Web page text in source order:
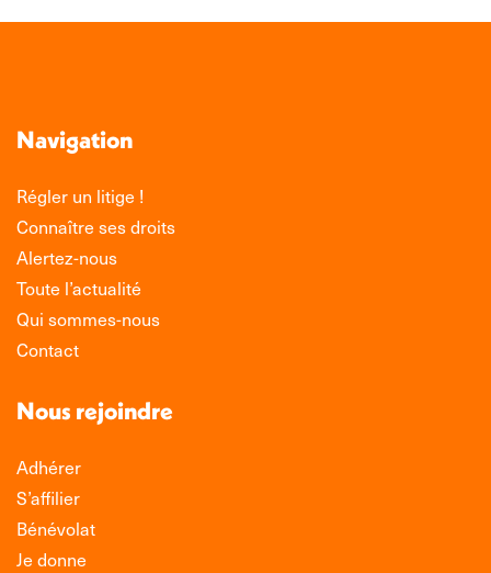
Navigation
Régler un litige !
Connaître ses droits
Alertez-nous
Toute l’actualité
Qui sommes-nous
Contact
Nous rejoindre
Adhérer
S’affilier
Bénévolat
Je donne